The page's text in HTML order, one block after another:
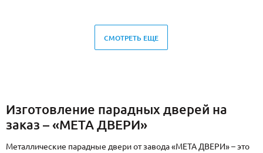
СМОТРЕТЬ ЕЩЕ
Изготовление парадных дверей на
заказ – «МЕТА ДВЕРИ»
Металлические парадные двери от завода «МЕТА ДВЕРИ» – это